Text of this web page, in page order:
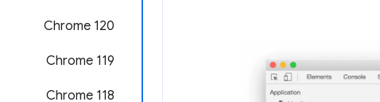
‫Chrome 120
‫Chrome 119
Chrome 118